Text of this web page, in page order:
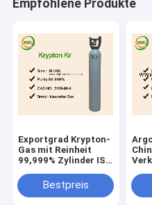
Empfohlene Produkte
Exportgrad Krypton-
Gas mit Reinheit
99,999% Zylinder ISO
Bestpreis